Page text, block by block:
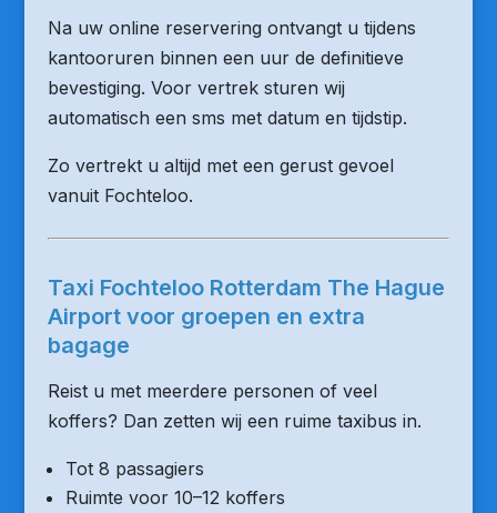
Na uw online reservering ontvangt u tijdens
kantooruren binnen een uur de definitieve
bevestiging. Voor vertrek sturen wij
automatisch een sms met datum en tijdstip.
Zo vertrekt u altijd met een gerust gevoel
vanuit Fochteloo.
Taxi Fochteloo Rotterdam The Hague
Airport voor groepen en extra
bagage
Reist u met meerdere personen of veel
koffers? Dan zetten wij een ruime taxibus in.
Tot 8 passagiers
Ruimte voor 10–12 koffers